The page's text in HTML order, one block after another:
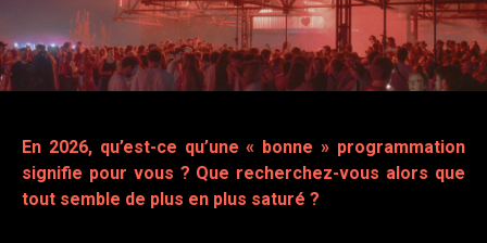
En 2026, qu’est-ce qu’une « bonne » programmation
signifie pour vous ? Que recherchez-vous alors que
tout semble de plus en plus saturé ?